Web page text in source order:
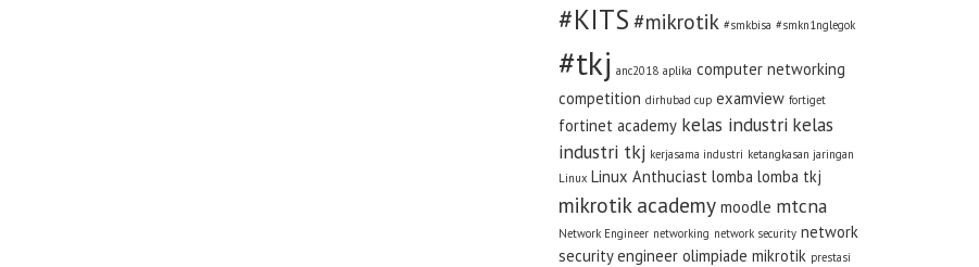
#KITS #mikrotik #smkbisa #smkn1nglegok
#tkj anc2018 aplika computer networking
competition dirhubad cup examview fortiget
fortinet academy kelas industri kelas
industri tkj kerjasama industri ketangkasan jaringan
Linux Linux Anthuciast lomba lomba tkj
mikrotik academy moodle mtcna
Network Engineer networking network security network
security engineer olimpiade mikrotik prestasi